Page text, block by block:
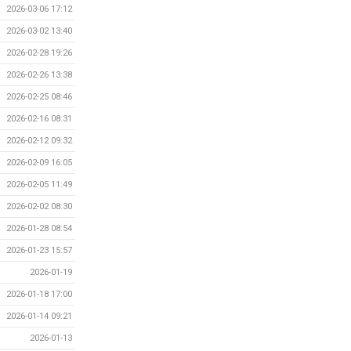
2026-03-06 17:12
2026-03-02 13:40
2026-02-28 19:26
2026-02-26 13:38
2026-02-25 08:46
2026-02-16 08:31
2026-02-12 09:32
2026-02-09 16:05
2026-02-05 11:49
2026-02-02 08:30
2026-01-28 08:54
2026-01-23 15:57
2026-01-19
2026-01-18 17:00
2026-01-14 09:21
2026-01-13